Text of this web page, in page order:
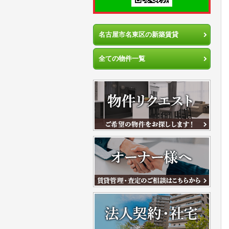
名古屋市名東区の新築賃貸
全ての物件一覧